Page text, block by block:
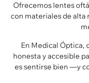
Ofrecemos lentes
con materiales de alta
En Medical Óptica,
honesta y accesible
es sentirse bien —y